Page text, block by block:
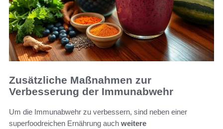
Zusätzliche Maßnahmen zur
Verbesserung der Immunabwehr
Um die Immunabwehr zu verbessern, sind neben einer
superfoodreichen Ernährung auch weitere